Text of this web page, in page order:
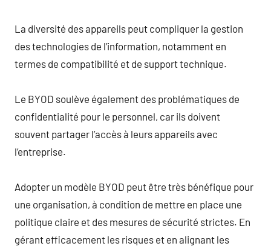
La diversité des appareils peut compliquer la gestion
des technologies de l’information, notamment en
termes de compatibilité et de support technique.
Le BYOD soulève également des problématiques de
confidentialité pour le personnel, car ils doivent
souvent partager l’accès à leurs appareils avec
l’entreprise.
Adopter un modèle BYOD peut être très bénéfique pour
une organisation, à condition de mettre en place une
politique claire et des mesures de sécurité strictes. En
gérant efficacement les risques et en alignant les